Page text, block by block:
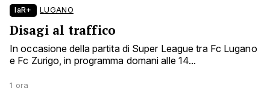
laR+ LUGANO
Disagi al traffico
In occasione della partita di Super League tra Fc Lugano
e Fc Zurigo, in programma domani alle 14...
1 ora